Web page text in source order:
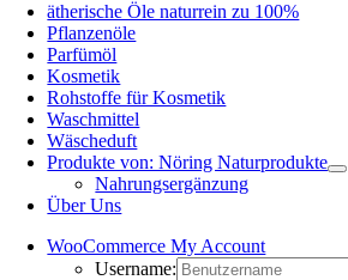
ätherische Öle naturrein zu 100%
Pflanzenöle
Parfümöl
Kosmetik
Rohstoffe für Kosmetik
Waschmittel
Wäscheduft
Produkte von: Nöring Naturprodukte
Nahrungsergänzung
Über Uns
WooCommerce My Account
Username: